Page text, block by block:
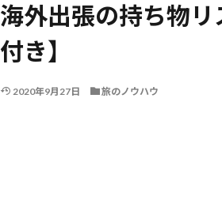
海外出張の持ち物
付き】
2020年9月27日 旅のノウハウ